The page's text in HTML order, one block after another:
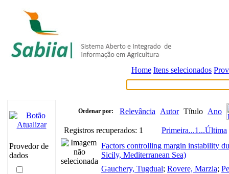
Home Itens selecionados
Provedor de
dados
Ordenar por: Relevância Autor Título Ano
Registros recuperados: 1 Primeira...1 ...Última
Factors controlling margin instability
Sicily, Mediterranean Sea)
Gauchery, Tugdual; Rovere, Marzia;